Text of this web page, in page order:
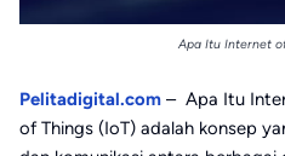
Apa Itu Internet
Pelitadigital.com – Apa Itu
of Things (IoT) adalah konsep